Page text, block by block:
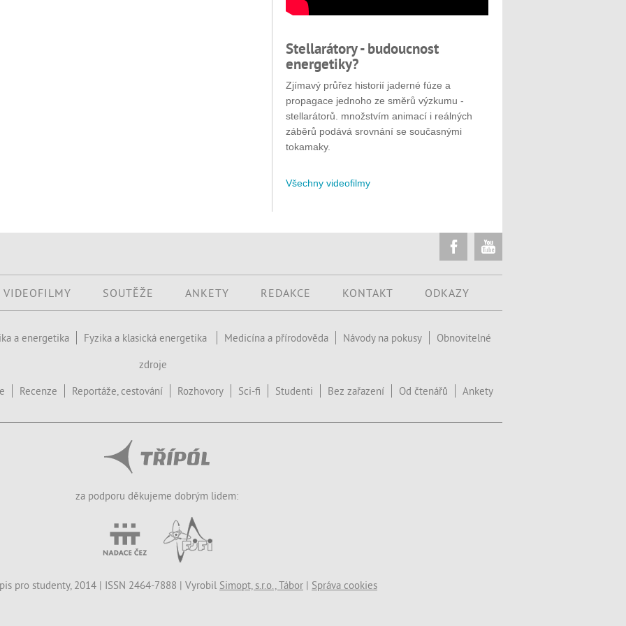
Stellarátory - budoucnost
energetiky?
Zjímavý průřez historií jaderné fúze a
propagace jednoho ze směrů výzkumu -
stellarátorů. množstvím animací i reálných
záběrů podává srovnání se současnými
tokamaky.
Všechny videofilmy
VIDEOFILMY SOUTĚŽE ANKETY REDAKCE KONTAKT ODKAZY
a energetika Fyzika a klasická energetika Medicína a přírodověda Návody na pokusy
Obnovitelné
zdroje
Recenze Reportáže, cestování Rozhovory Sci-fi Studenti Bez zařazení Od čtenářů Ankety
za podporu děkujeme dobrým lidem:
pro studenty, 2014 | ISSN 2464-7888 | Vyrobil Simopt, s.r.o., Tábor | Správa cookies